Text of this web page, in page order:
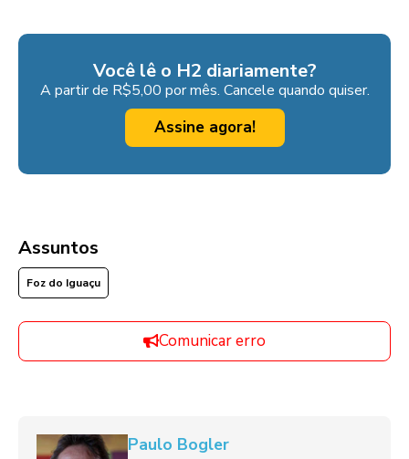
Você lê o H2 diariamente?
A partir de R$5,00 por mês. Cancele quando quiser.
Assine agora!
Assuntos
Foz do Iguaçu
Comunicar erro
Paulo Bogler